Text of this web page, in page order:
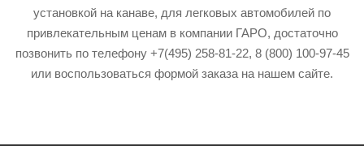
установкой на канаве, для легковых автомобилей по
привлекательным ценам в компании ГАРО, достаточно
позвонить по телефону +7(495) 258-81-22, 8 (800) 100-97-45
или воспользоваться формой заказа на нашем сайте.